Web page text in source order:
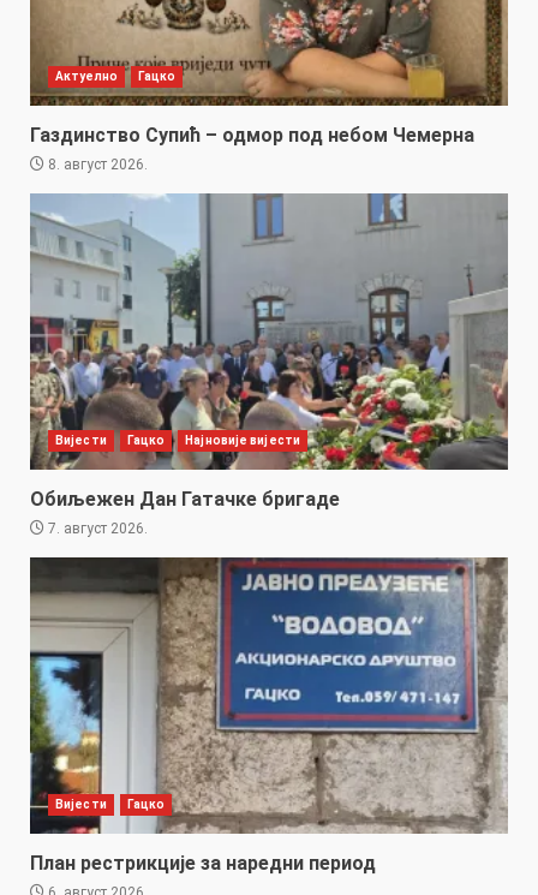
Актуелно Гацко
Газдинство Супић – одмор под небом Чемерна
8. август 2026.
Вијести Гацко Најновије вијести
Обиљежен Дан Гатачке бригаде
7. август 2026.
Вијести Гацко
План рестрикције за наредни период